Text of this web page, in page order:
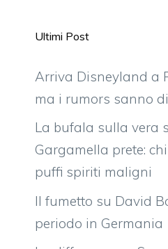
Ultimi Post
Arriva Disneyland a
ma i rumors sanno
La bufala sulla vera
Gargamella prete:
puffi spiriti maligni
Il fumetto su David
periodo in Germania